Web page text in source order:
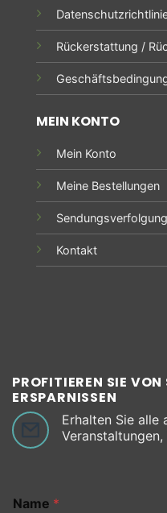
Rückerstattung /
MEIN KONTO
Mein Konto
Meine Bestellungen
Sendungsverfolgung
Kontakt
PROFITIEREN SIE
ERSPARNISSEN
Erhalten Sie alle
Name *